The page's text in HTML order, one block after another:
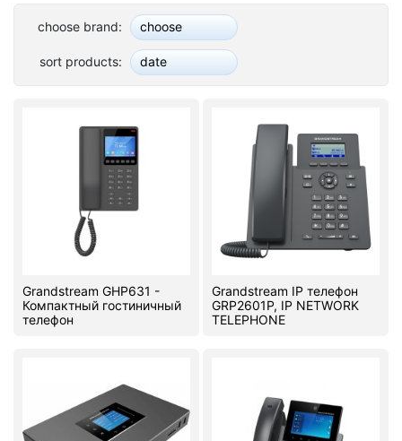
Mouses and keybords
Cooling systems
Video conferencing
Video surveillance
PC
choose brand: choose
sort products: date
Grandstream GHP631 -
Компактный гостиничный
телефон
Grandstream IP телефон
GRP2601P, IP NETWORK
TELEPHONE